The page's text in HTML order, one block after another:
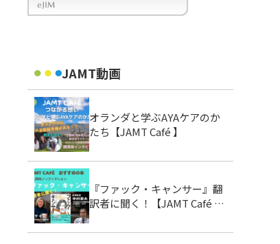
JAMT動画
オランダと学ぶAYAケアのか
たち【JAMT Café 】
『ファック・キャンサー』翻
訳者に聞く！【JAMT Café お